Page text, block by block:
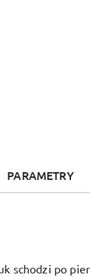
PARAMETRY
schodzi po